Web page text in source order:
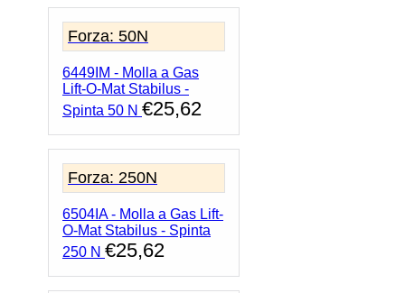
Forza: 50N
6449IM - Molla a Gas
Lift-O-Mat Stabilus -
Spinta 50 N €25,62
Forza: 250N
6504IA - Molla a Gas Lift-
O-Mat Stabilus - Spinta
250 N €25,62